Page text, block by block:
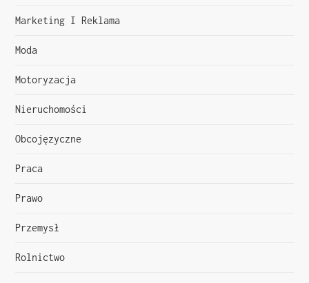
p
i
s
u
Marketing I Reklama
Moda
Motoryzacja
Nieruchomości
Obcojęzyczne
Praca
Prawo
Przemysł
Rolnictwo